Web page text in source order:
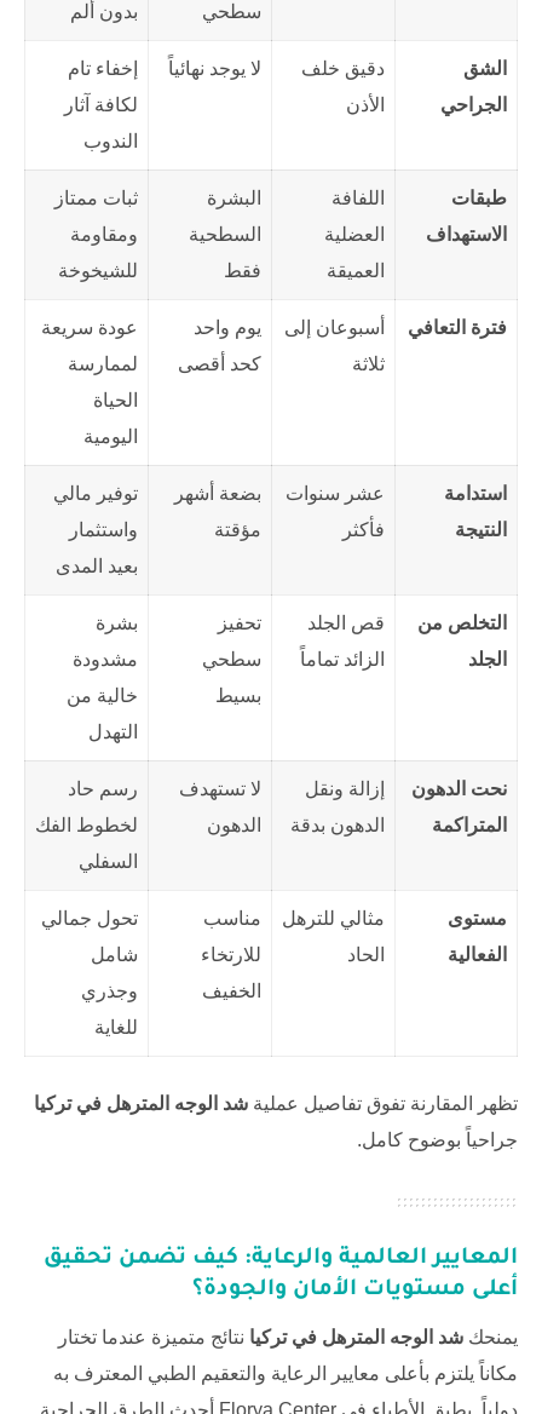
سطحي
بدون ألم
الشق
الجراحي
دقيق خلف
الأذن
لا يوجد نهائياً
إخفاء تام
لكافة آثار
الندوب
طبقات
الاستهداف
اللفافة
العضلية
العميقة
البشرة
السطحية
فقط
ثبات ممتاز
ومقاومة
للشيخوخة
فترة التعافي
أسبوعان إلى
ثلاثة
يوم واحد
كحد أقصى
عودة سريعة
لممارسة
الحياة
اليومية
استدامة
النتيجة
عشر سنوات
فأكثر
بضعة أشهر
مؤقتة
توفير مالي
واستثمار
بعيد المدى
التخلص من
الجلد
قص الجلد
الزائد تماماً
تحفيز
سطحي
بسيط
بشرة
مشدودة
خالية من
التهدل
نحت الدهون
المتراكمة
إزالة ونقل
الدهون بدقة
لا تستهدف
الدهون
رسم حاد
لخطوط الفك
السفلي
مستوى
الفعالية
مثالي للترهل
الحاد
مناسب
للارتخاء
الخفيف
تحول جمالي
شامل
وجذري
للغاية
تظهر المقارنة تفوق تفاصيل عملية شد الوجه المترهل في تركيا
جراحياً بوضوح كامل.
المعايير العالمية والرعاية: كيف تضمن تحقيق
أعلى مستويات الأمان والجودة؟
يمنحك شد الوجه المترهل في تركيا نتائج متميزة عندما تختار
مكاناً يلتزم بأعلى معايير الرعاية والتعقيم الطبي المعترف به